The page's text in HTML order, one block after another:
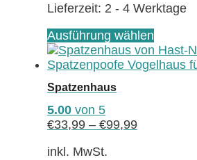
gewählt
werden
Lieferzeit: 2 - 4 Werktage
Ausführung wählen
Produkt
weist
Spatzenhaus
5.00 von 5
€33,99 – €99,99
inkl. MwSt.